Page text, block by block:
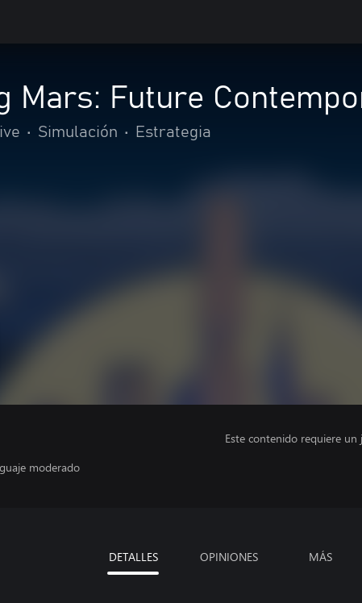
Mars: Future
• Simulación • Estrategia
moderado
Este contenido requiere un
DETALLES OPINIONES MÁS